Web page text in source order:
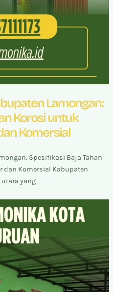
Lamongan:
Korosi untuk
Komersial
Spesifikasi Baja Tahan
dan Komersial Kabupaten
yang